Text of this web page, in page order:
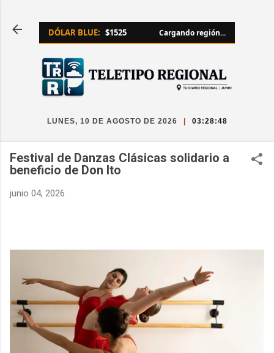
DÓLAR BLUE: $1525 Cargando región...
LUNES, 10 DE AGOSTO DE 2026 03:28:48
Festival de Danzas Clásicas solidario a
beneficio de Don Ito
junio 04, 2026